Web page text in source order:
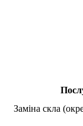
Заміна скла